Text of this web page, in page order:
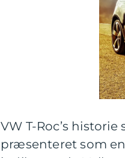
VW T-Roc’s
præsenteret som